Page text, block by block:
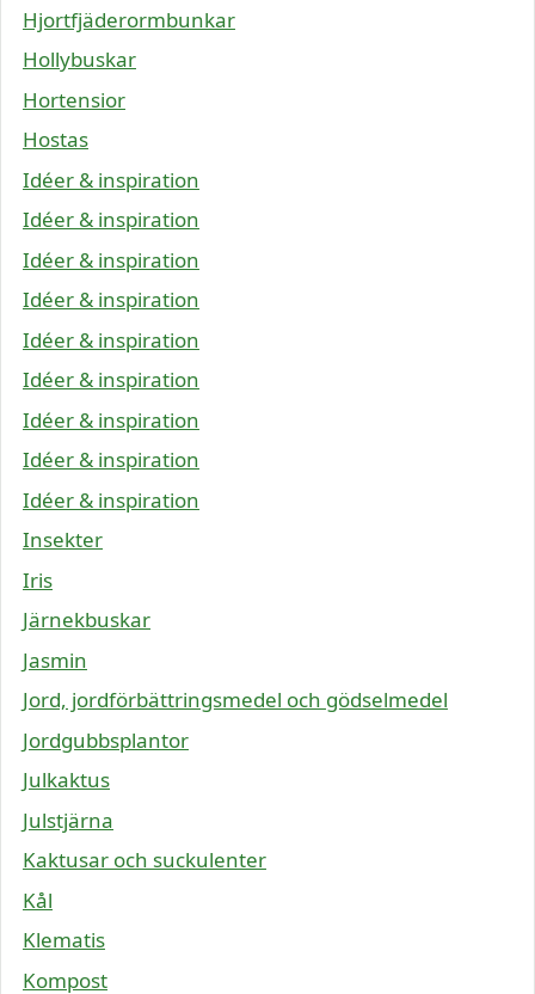
Hjortfjäderormbunkar
Hollybuskar
Hortensior
Hostas
Idéer & inspiration
Idéer & inspiration
Idéer & inspiration
Idéer & inspiration
Idéer & inspiration
Idéer & inspiration
Idéer & inspiration
Idéer & inspiration
Idéer & inspiration
Insekter
Iris
Järnekbuskar
Jasmin
Jord, jordförbättringsmedel och gödselmedel
Jordgubbsplantor
Julkaktus
Julstjärna
Kaktusar och suckulenter
Kål
Klematis
Kompost